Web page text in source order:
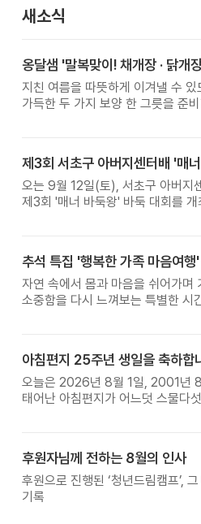
새소식
옹달샘 '말복맞이! 채개장 · 닭개
지친 여름을 따뜻하게 이겨낼 수 있
가득한 두 가지 보양 한 그릇을 준
오는 9월 12일(토), 서초구 아버지
제3회 '매너 바둑왕' 바둑 대회를 개
추석 특집 '행복한 가족 마음여행'
자연 속에서 몸과 마음을 쉬어가며
소중함을 다시 느껴보는 특별한 시
아침편지 25주년 생일을 축하합
오늘은 2026년 8월 1일, 2001년 8
태어난 아침편지가 어느덧 스물다
후원자님께 전하는 8월의 인사
후원으로 진행된 ‘청년드림캠프’,
기록